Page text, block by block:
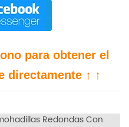
para obtener el
directamente ↑ ↑
Redondas Con